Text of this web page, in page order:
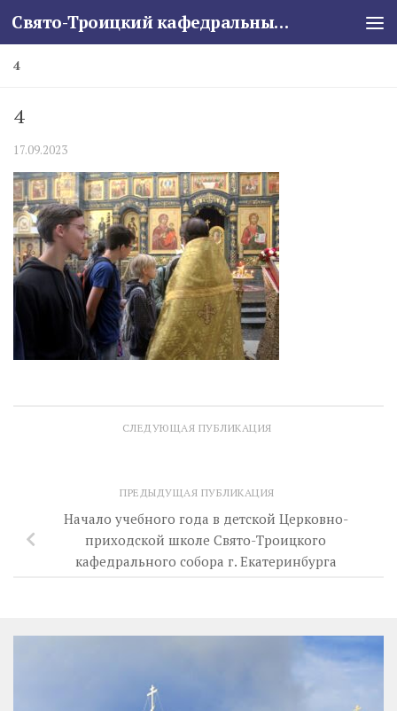
Skip to content Свято-Троицкий кафедральный собор
4
4
17.09.2023
СЛЕДУЮЩАЯ ПУБЛИКАЦИЯ
ПРЕДЫДУЩАЯ ПУБЛИКАЦИЯ
Начало учебного года в детской Церковно-
приходской школе Свято-Троицкого
кафедрального собора г. Екатеринбурга